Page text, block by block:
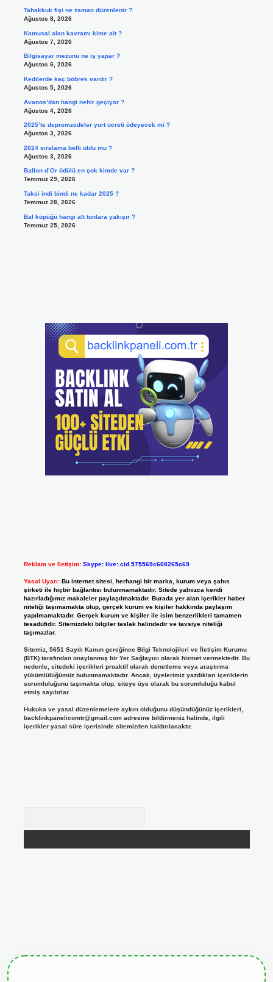
Tahakkuk fişi ne zaman düzenlenir ?
Ağustos 8, 2026
Kamusal alan kavramı kime ait ?
Ağustos 7, 2026
Bilgisayar mezunu ne iş yapar ?
Ağustos 6, 2026
Kedilerde kaç böbrek vardır ?
Ağustos 5, 2026
Avanos’dan hangi nehir geçiyor ?
Ağustos 4, 2026
2025’te depremzedeler yurt ücreti ödeyecek mi ?
Ağustos 3, 2026
2024 sıralama belli oldu mu ?
Ağustos 3, 2026
Ballon d’Or ödülü en çok kimde var ?
Temmuz 29, 2026
Taksi indi bindi ne kadar 2025 ?
Temmuz 28, 2026
Bal köpüğü hangi alt tonlara yakışır ?
Temmuz 25, 2026
Reklam ve İletişim: Skype: live:.cid.575569c608265c69
Yasal Uyarı: Bu internet sitesi, herhangi bir marka, kurum veya şahıs
şirketi ile hiçbir bağlantısı bulunmamaktadır. Sitede yalnızca kendi
hazırladığımız makaleler paylaşılmaktadır. Burada yer alan içerikler haber
niteliği taşımamakta olup, gerçek kurum ve kişiler hakkında paylaşım
yapılmamaktadır. Gerçek kurum ve kişiler ile isim benzerlikleri tamamen
tesadüfidir. Sitemizdeki bilgiler taslak halindedir ve tavsiye niteliği
taşımazlar.
Sitemiz, 5651 Sayılı Kanun gereğince Bilgi Teknolojileri ve İletişim Kurumu
(BTK) tarafından onaylanmış bir Yer Sağlayıcı olarak hizmet vermektedir. Bu
nedenle, sitedeki içerikleri proaktif olarak denetleme veya araştırma
yükümlülüğümüz bulunmamaktadır. Ancak, üyelerimiz yazdıkları içeriklerin
sorumluluğunu taşımakta olup, siteye üye olarak bu sorumluluğu kabul
etmiş sayılırlar.
Hukuka ve yasal düzenlemelere aykırı olduğunu düşündüğünüz içerikleri,
backlinkpanelicomtr@gmail.comadresine bildirmeniz halinde, ilgili
içerikler yasal süre içerisinde sitemizden kaldırılacaktır.